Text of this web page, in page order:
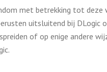
met betrekking tot deze
uitsluitend bij DLogic
of op enige andere